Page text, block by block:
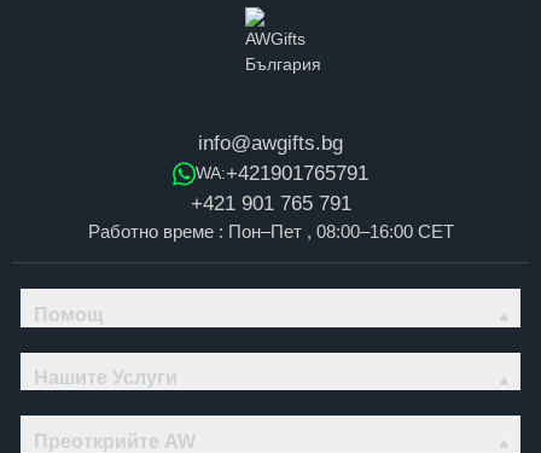
info@awgifts.bg
WA:+421901765791
+421 901 765 791
Работно време : Пон–Пет , 08:00–16:00 CET
Помощ
Нашите Услуги
Преоткрийте AW